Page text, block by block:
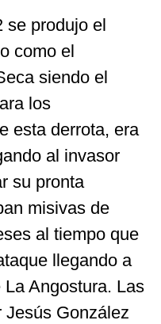
se produjo el
como el
siendo el
los
esta derrota, era
al invasor
su pronta
misivas de
al tiempo que
llegando a
Angostura. Las
Jesús González